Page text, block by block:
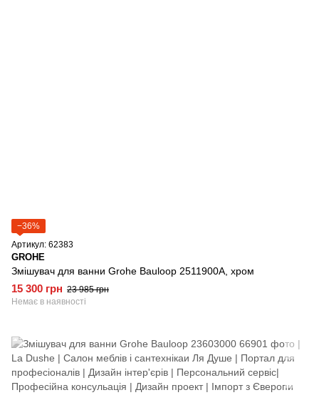
−36%
Артикул: 62383
GROHE
Змішувач для ванни Grohe Bauloop 2511900A, хром
15 300 грн 23 985 грн
Немає в наявності